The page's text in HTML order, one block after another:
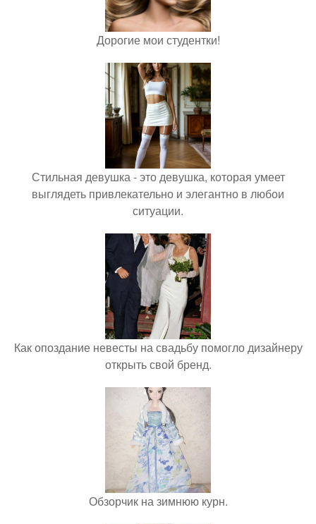
Дорогие мои студентки!
Стильная девушка - это девушка, которая умеет
выглядеть привлекательно и элегантно в любои
ситуации.
Как опоздание невесты на свадьбу помогло дизайнеру
открыть свой бренд.
Обзорчик на зимнюю курн.